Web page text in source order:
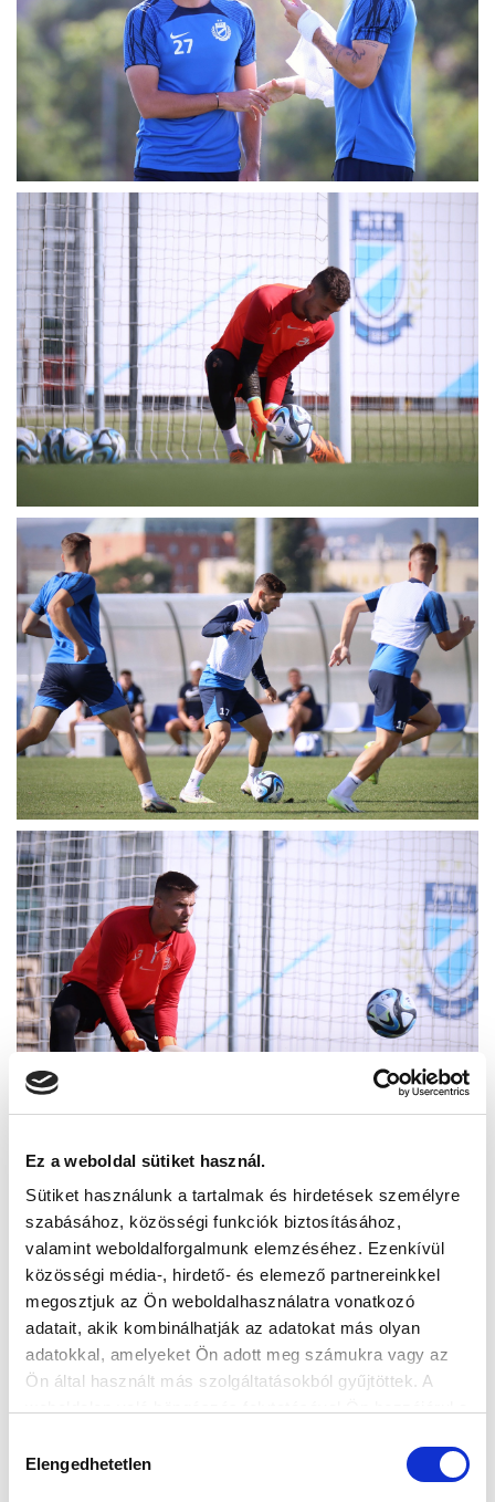
Ez a weboldal sütiket használ.
Sütiket használunk a tartalmak és hirdetések személyre
szabásához, közösségi funkciók biztosításához,
valamint weboldalforgalmunk elemzéséhez. Ezenkívül
közösségi média-, hirdető- és elemező partnereinkkel
megosztjuk az Ön weboldalhasználatra vonatkozó
adatait, akik kombinálhatják az adatokat más olyan
adatokkal, amelyeket Ön adott meg számukra vagy az
Ön által használt más szolgáltatásokból gyűjtöttek. A
kiválasztása
Elengedhetetlen